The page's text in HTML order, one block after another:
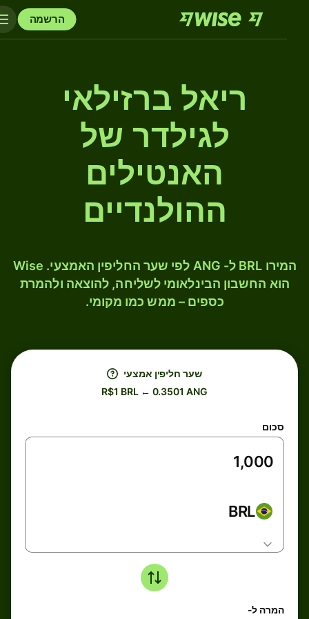
הרשמה
ריאל ברזילאי
לגילדר של
האנטילים
ההולנדיים
המירו BRL ל- ANG לפי שער החליפין האמצעי. Wise
הוא החשבון הבינלאומי לשליחה, להוצאה ולהמרת
כספים – ממש כמו מקומי.
שער חליפין אמצעי
R$1 BRL ← 0.3501 ANG
סכום
BRL
המרה ל-